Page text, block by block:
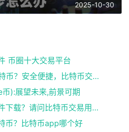
2025-10-30
币圈十大交易平台
12年的时候怎么买比特币？安全便捷，比特币交易首选
):展望未来,前景可期
哪里能下载比特币软件下载？请问比特币交易用什么软件
币？比特币app哪个好